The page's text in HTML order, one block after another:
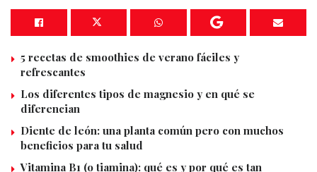
5 recetas de smoothies de verano fáciles y
refrescantes
Los diferentes tipos de magnesio y en qué se
diferencian
Diente de león: una planta común pero con muchos
beneficios para tu salud
Vitamina B1 (o tiamina): qué es y por qué es tan